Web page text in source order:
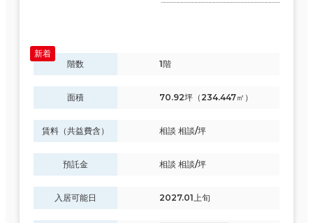
階数 1階
面積 70.92坪（234.447㎡）
賃料（共益費含） 相談 相談/坪
預託金 相談 相談/坪
入居可能日 2027.01上旬
賃料選択（共益費含）
坪単価
～
賃料非公開物件を含む